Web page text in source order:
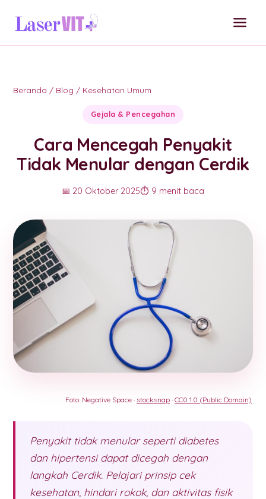
Beranda / Blog / Kesehatan Umum
Gejala & Pencegahan
Cara Mencegah Penyakit
Tidak Menular dengan Cerdik
📅 20 Oktober 2025⏱️ 9 menit baca
Foto: Negative Space · stocksnap · CC0 1.0 (Public Domain)
Penyakit tidak menular seperti diabetes
dan hipertensi dapat dicegah dengan
langkah Cerdik. Pelajari prinsip cek
kesehatan, hindari rokok, dan aktivitas fisik